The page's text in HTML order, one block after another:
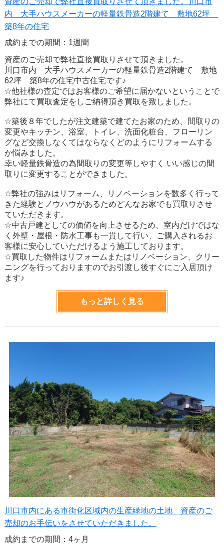
内 大手ハウスメーカーの軽量鉄骨造2階建て 敷地62坪
築8年の住宅
成約までの期間：1週間
資産のご売却で弊社直接買取りさせて頂きました。
川口市内 大手ハウスメーカーの軽量鉄骨造2階建て 敷地
62坪 築8年の住宅中古住宅です♪
☆他社様の査定ではお客様のご希望に届かないということで
弊社にて買取査定をしご納得頂き買取を致しました。
☆築後８年でしたが注文建築で建てたお家のため、間取りの
変更やキッチン、浴室、トイレ、洗面化粧台、フローリン
グなど交換しなくてはならなくどのようにリフォームする
か悩みました。
幸い軽量鉄骨造の為間取りの変更等しやすく いい感じの間
取りに変更することができました。
☆弊社の強みはリフォーム、リノベーションを数多く行って
きた経験とノウハウがあるためどんなお家でも買取りさせ
ていただきます。
☆中古戸建としての価値を向上させるため、室内だけではな
く外壁・屋根・防水工事も一貫して行い、ご購入されるお
客様に安心していただけるよう施工しております。
☆買取した物件はリフォームまたはリノベーション、クリー
ニングを行っておりますのでお引渡し後すぐにご入居頂け
ます♪
もっと詳しく見る
川口市内にある市街化区域内の生産緑地の土地 資産のご
売却のお手伝いをさせていただきました。
成約までの期間：4ヶ月